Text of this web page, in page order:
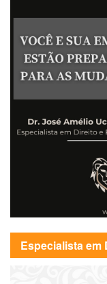
Especialista em